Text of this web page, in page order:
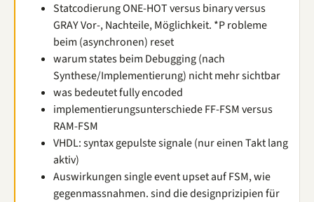
Statcodierung ONE-HOT versus binary versus
GRAY Vor-, Nachteile, Möglichkeit. *P robleme
beim (asynchronen) reset
warum states beim Debugging (nach
Synthese/Implementierung) nicht mehr sichtbar
was bedeutet fully encoded
implementierungsunterschiede FF-FSM versus
RAM-FSM
VHDL: syntax gepulste signale (nur einen Takt lang
aktiv)
Auswirkungen single event upset auf FSM, wie
gegenmassnahmen. sind die designprizipien für